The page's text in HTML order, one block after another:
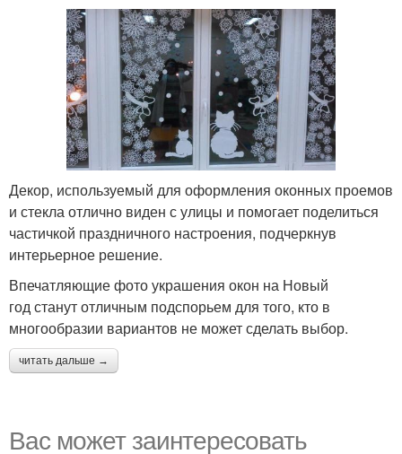
Декор, используемый для оформления оконных проемов
и стекла отлично виден с улицы и помогает поделиться
частичкой праздничного настроения, подчеркнув
интерьерное решение.
Впечатляющие фото украшения окон на Новый
год станут отличным подспорьем для того, кто в
многообразии вариантов не может сделать выбор.
читать дальше →
Вас может заинтересовать